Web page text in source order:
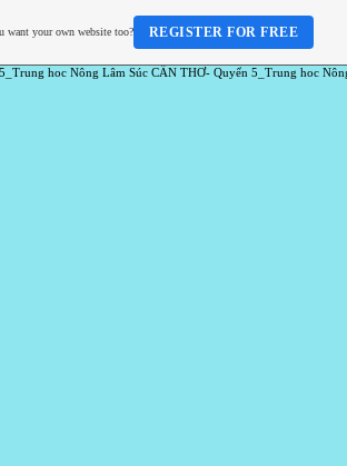
hoc Nông Lâm Súc CẦN THƠ- Quyển 5_Trung hoc
want your own website too? REGISTER FOR FREE